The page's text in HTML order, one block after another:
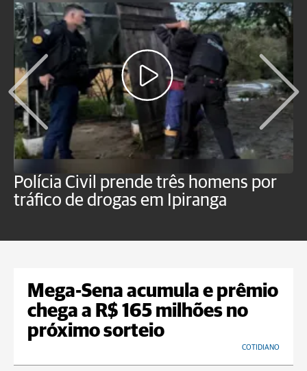
Polícia Civil prende três homens por
tráfico de drogas em Ipiranga
Mega-Sena acumula e prêmio
chega a R$ 165 milhões no
próximo sorteio
COTIDIANO